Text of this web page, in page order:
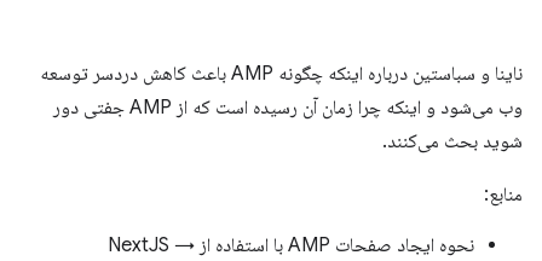
ناینا و سباستین درباره اینکه چگونه AMP باعث کاهش دردسر توسعه
وب می‌شود و اینکه چرا زمان آن رسیده است که از AMP جفتی دور
شوید بحث می‌کنند.
منابع:
نحوه ایجاد صفحات AMP با استفاده از NextJS →